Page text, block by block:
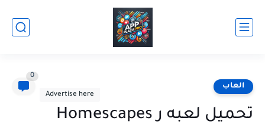
العاب
0
تحميل لعبه ر Homescapes
Advertise here